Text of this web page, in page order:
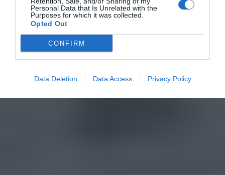
Personal Data that Is Unrelated with the
Purposes for which it was collected.
Opted Out
CONFIRM
Data Deletion Data Access Privacy Policy